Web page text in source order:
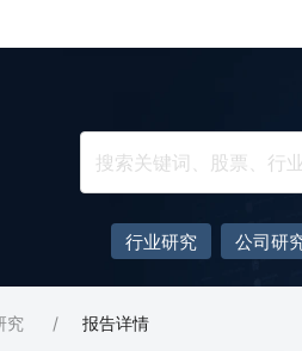
行业研究 公司研
究 / 报告详情